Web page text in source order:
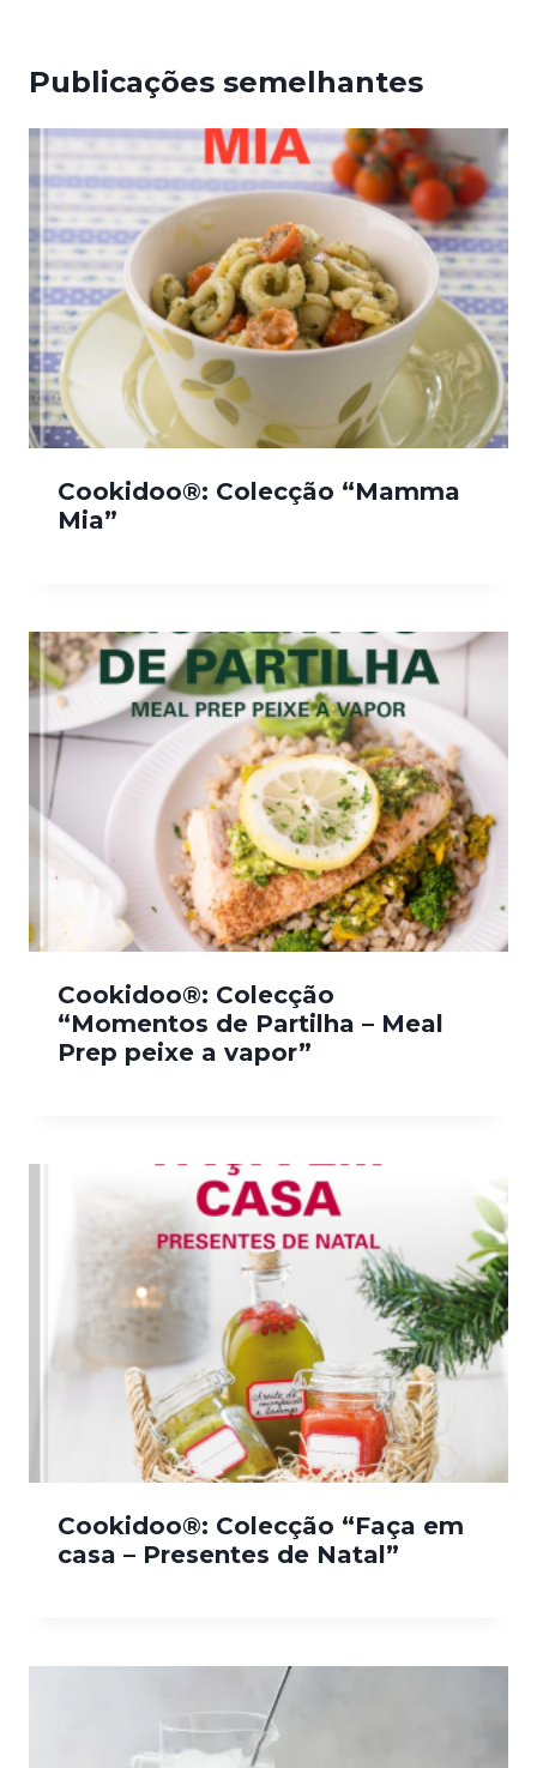
Publicações semelhantes
Cookidoo®: Colecção “Mamma
Mia”
Cookidoo®: Colecção
“Momentos de Partilha – Meal
Prep peixe a vapor”
Cookidoo®: Colecção “Faça em
casa – Presentes de Natal”